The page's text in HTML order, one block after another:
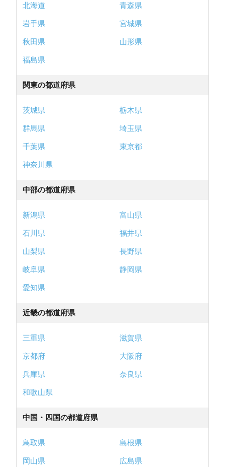
北海道
青森県
岩手県
宮城県
秋田県
山形県
福島県
関東の都道府県
茨城県
栃木県
群馬県
埼玉県
千葉県
東京都
神奈川県
中部の都道府県
新潟県
富山県
石川県
福井県
山梨県
長野県
岐阜県
静岡県
愛知県
近畿の都道府県
三重県
滋賀県
京都府
大阪府
兵庫県
奈良県
和歌山県
中国・四国の都道府県
鳥取県
島根県
岡山県
広島県